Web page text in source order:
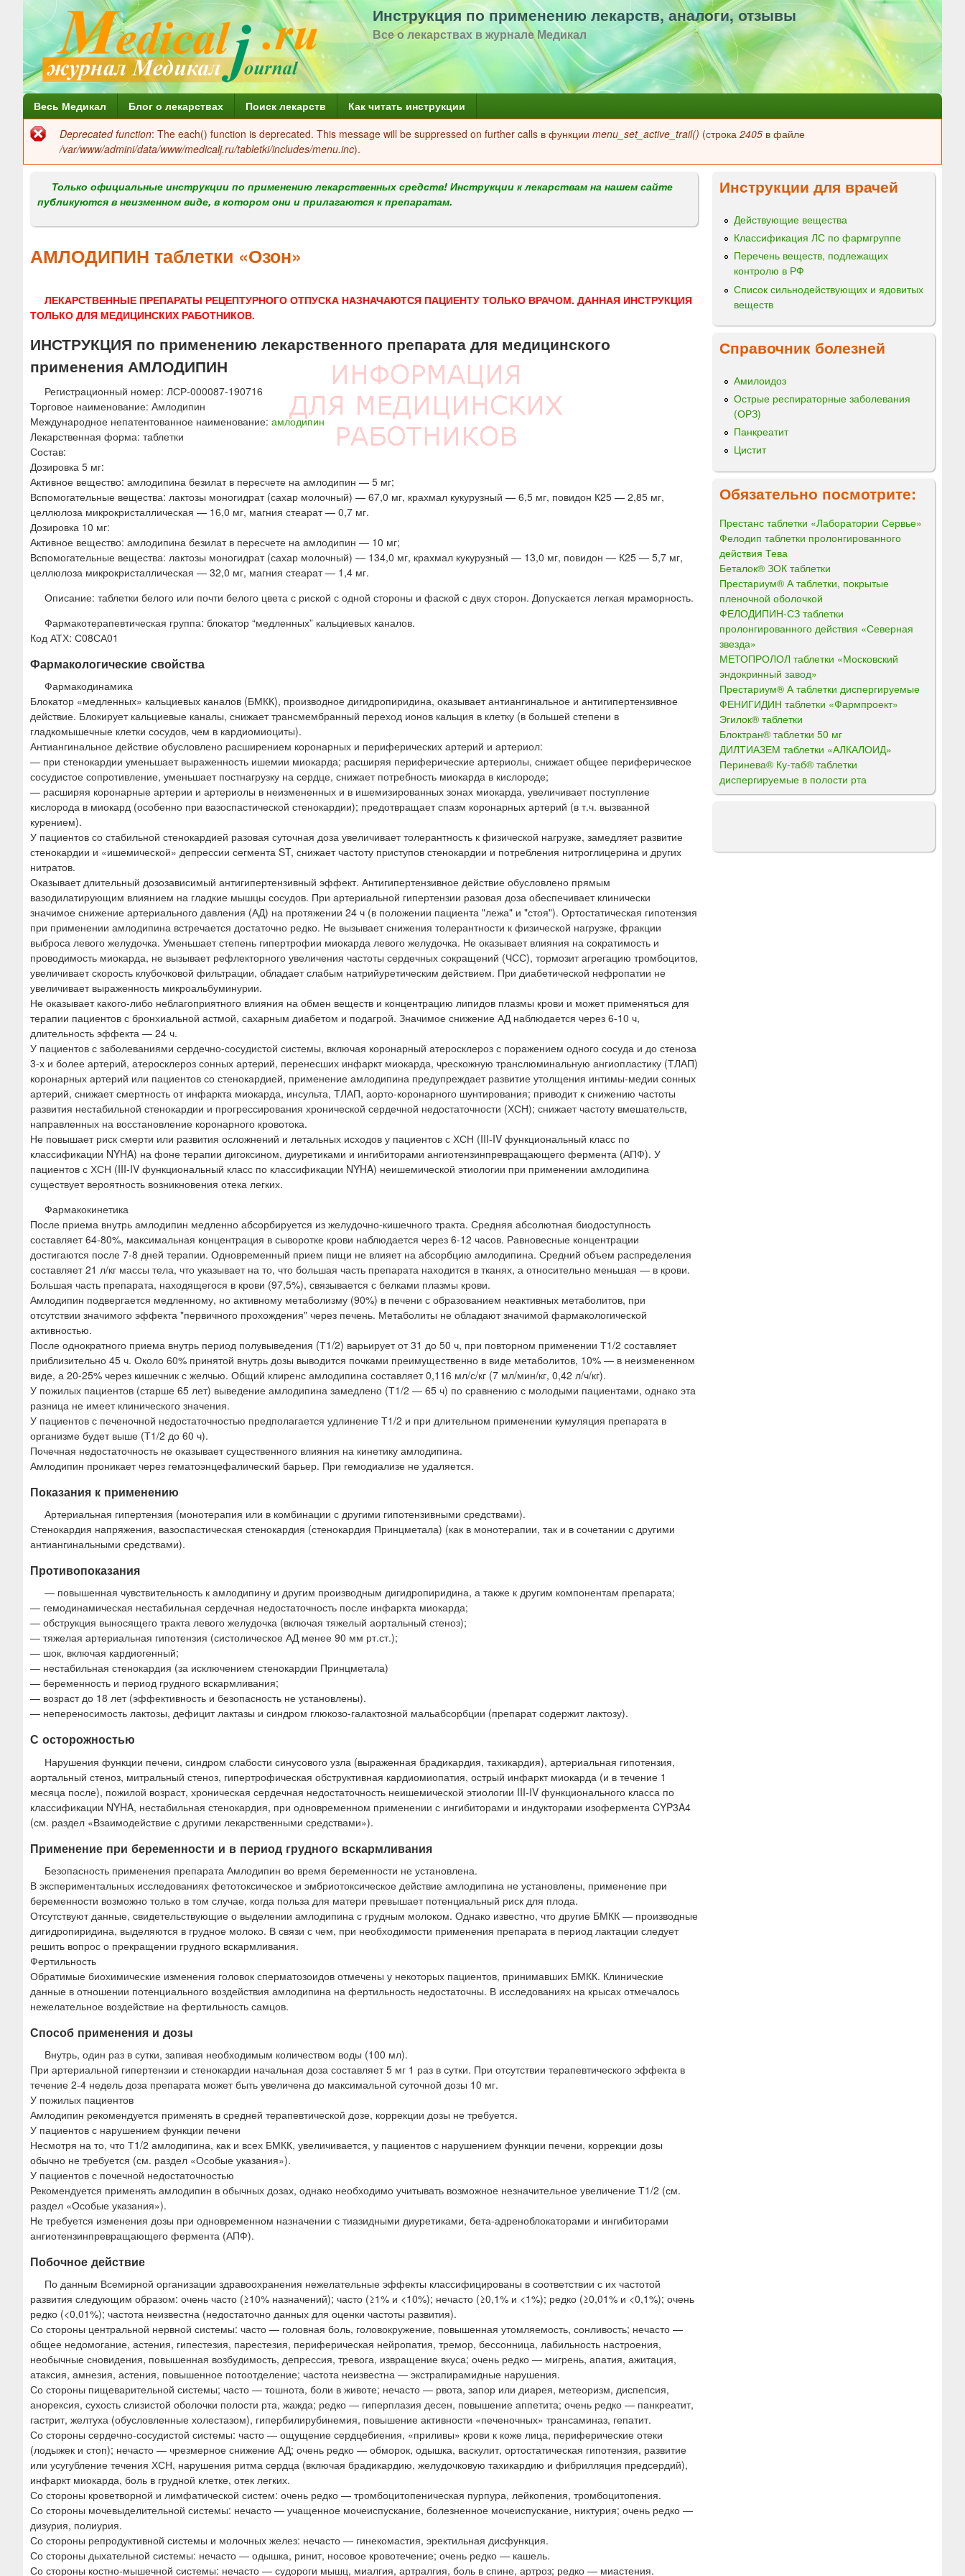
Перейти
к
содержанию
Инструкция по применению лекарств, аналоги, отзывы
Все о лекарствах в журнале Медикал
Г
л
н
м
н
Весь Медикал Блог о лекарствах Поиск лекарств Как читать инструкции
Сообщение
об
ошибке
Deprecated function: The each() function is deprecated. This message will be suppressed on further calls в функции menu_set_active_trail() (строка 2405 в файле
/var/www/admini/data/www/medicalj.ru/tabletki/includes/menu.inc).
Только официальные инструкции по применению лекарственных средств! Инструкции к лекарствам на нашем сайте
публикуются в неизменном виде, в котором они и прилагаются к препаратам.
АМЛОДИПИН таблетки «Озон»
ЛЕКАРСТВЕННЫЕ ПРЕПАРАТЫ РЕЦЕПТУРНОГО ОТПУСКА НАЗНАЧАЮТСЯ ПАЦИЕНТУ ТОЛЬКО ВРАЧОМ. ДАННАЯ ИНСТРУКЦИЯ
ТОЛЬКО ДЛЯ МЕДИЦИНСКИХ РАБОТНИКОВ.
ИНСТРУКЦИЯ по применению лекарственного препарата для медицинского
применения АМЛОДИПИН
Регистрационный номер: ЛСР-000087-190716
Торговое наименование: Амлодипин
Международное непатентованное наименование: амлодипин
Лекарственная форма: таблетки
Состав:
Дозировка 5 мг:
Активное вещество: амлодипина безилат в пересчете на амлодипин — 5 мг;
Вспомогательные вещества: лактозы моногидрат (сахар молочный) — 67,0 мг, крахмал кукурузный — 6,5 мг, повидон К25 — 2,85 мг,
целлюлоза микрокристаллическая — 16,0 мг, магния стеарат — 0,7 мг.
Дозировка 10 мг:
Активное вещество: амлодипина безилат в пересчете на амлодипин — 10 мг;
Вспомогательные вещества: лактозы моногидрат (сахар молочный) — 134,0 мг, крахмал кукурузный — 13,0 мг, повидон — К25 — 5,7 мг,
целлюлоза микрокристаллическая — 32,0 мг, магния стеарат — 1,4 мг.
Описание: таблетки белого или почти белого цвета с риской с одной стороны и фаской с двух сторон. Допускается легкая мраморность.
Фармакотерапевтическая группа: блокатор “медленных” кальциевых каналов.
Код АТХ: С08СА01
Фармакологические свойства
Фармакодинамика
Блокатор «медленных» кальциевых каналов (БМКК), производное дигидропиридина, оказывает антиангинальное и антигипертензивное
действие. Блокирует кальциевые каналы, снижает трансмембранный переход ионов кальция в клетку (в большей степени в
гладкомышечные клетки сосудов, чем в кардиомиоциты).
Антиангинальное действие обусловлено расширением коронарных и периферических артерий и артериол:
— при стенокардии уменьшает выраженность ишемии миокарда; расширяя периферические артериолы, снижает общее периферическое
сосудистое сопротивление, уменьшает постнагрузку на сердце, снижает потребность миокарда в кислороде;
— расширяя коронарные артерии и артериолы в неизмененных и в ишемизированных зонах миокарда, увеличивает поступление
кислорода в миокард (особенно при вазоспастической стенокардии); предотвращает спазм коронарных артерий (в т.ч. вызванной
курением).
У пациентов со стабильной стенокардией разовая суточная доза увеличивает толерантность к физической нагрузке, замедляет развитие
стенокардии и «ишемической» депрессии сегмента ST, снижает частоту приступов стенокардии и потребления нитроглицерина и других
нитратов.
Оказывает длительный дозозависимый антигипертензивный эффект. Антигипертензивное действие обусловлено прямым
вазодилатирующим влиянием на гладкие мышцы сосудов. При артериальной гипертензии разовая доза обеспечивает клинически
значимое снижение артериального давления (АД) на протяжении 24 ч (в положении пациента "лежа" и "стоя"). Ортостатическая гипотензия
при применении амлодипина встречается достаточно редко. Не вызывает снижения толерантности к физической нагрузке, фракции
выброса левого желудочка. Уменьшает степень гипертрофии миокарда левого желудочка. Не оказывает влияния на сократимость и
проводимость миокарда, не вызывает рефлекторного увеличения частоты сердечных сокращений (ЧСС), тормозит агрегацию тромбоцитов,
увеличивает скорость клубочковой фильтрации, обладает слабым натрийуретическим действием. При диабетической нефропатии не
увеличивает выраженность микроальбуминурии.
Не оказывает какого-либо неблагоприятного влияния на обмен веществ и концентрацию липидов плазмы крови и может применяться для
терапии пациентов с бронхиальной астмой, сахарным диабетом и подагрой. Значимое снижение АД наблюдается через 6-10 ч,
длительность эффекта — 24 ч.
У пациентов с заболеваниями сердечно-сосудистой системы, включая коронарный атеросклероз с поражением одного сосуда и до стеноза
3-х и более артерий, атеросклероз сонных артерий, перенесших инфаркт миокарда, чрескожную транслюминальную ангиопластику (ТЛАП)
коронарных артерий или пациентов со стенокардией, применение амлодипина предупреждает развитие утолщения интимы-медии сонных
артерий, снижает смертность от инфаркта миокарда, инсульта, ТЛАП, аорто-коронарного шунтирования; приводит к снижению частоты
развития нестабильной стенокардии и прогрессирования хронической сердечной недостаточности (ХСН); снижает частоту вмешательств,
направленных на восстановление коронарного кровотока.
Не повышает риск смерти или развития осложнений и летальных исходов у пациентов с ХСН (III-IV функциональный класс по
классификации NYHA) на фоне терапии дигоксином, диуретиками и ингибиторами ангиотензинпревращающего фермента (АПФ). У
пациентов с ХСН (III-IV функциональный класс по классификации NYHA) неишемической этиологии при применении амлодипина
существует вероятность возникновения отека легких.
Фармакокинетика
После приема внутрь амлодипин медленно абсорбируется из желудочно-кишечного тракта. Средняя абсолютная биодоступность
составляет 64-80%, максимальная концентрация в сыворотке крови наблюдается через 6-12 часов. Равновесные концентрации
достигаются после 7-8 дней терапии. Одновременный прием пищи не влияет на абсорбцию амлодипина. Средний объем распределения
составляет 21 л/кг массы тела, что указывает на то, что большая часть препарата находится в тканях, а относительно меньшая — в крови.
Большая часть препарата, находящегося в крови (97,5%), связывается с белками плазмы крови.
Амлодипин подвергается медленному, но активному метаболизму (90%) в печени с образованием неактивных метаболитов, при
отсутствии значимого эффекта "первичного прохождения" через печень. Метаболиты не обладают значимой фармакологической
активностью.
После однократного приема внутрь период полувыведения (Т1/2) варьирует от 31 до 50 ч, при повторном применении Т1/2 составляет
приблизительно 45 ч. Около 60% принятой внутрь дозы выводится почками преимущественно в виде метаболитов, 10% — в неизмененном
виде, а 20-25% через кишечник с желчью. Общий клиренс амлодипина составляет 0,116 мл/с/кг (7 мл/мин/кг, 0,42 л/ч/кг).
У пожилых пациентов (старше 65 лет) выведение амлодипина замедлено (Т1/2 — 65 ч) по сравнению с молодыми пациентами, однако эта
разница не имеет клинического значения.
У пациентов с печеночной недостаточностью предполагается удлинение Т1/2 и при длительном применении кумуляция препарата в
организме будет выше (Т1/2 до 60 ч).
Почечная недостаточность не оказывает существенного влияния на кинетику амлодипина.
Амлодипин проникает через гематоэнцефалический барьер. При гемодиализе не удаляется.
Показания к применению
Артериальная гипертензия (монотерапия или в комбинации с другими гипотензивными средствами).
Стенокардия напряжения, вазоспастическая стенокардия (стенокардия Принцметала) (как в монотерапии, так и в сочетании с другими
антиангинальными средствами).
Противопоказания
— повышенная чувствительность к амлодипину и другим производным дигидропиридина, а также к другим компонентам препарата;
— гемодинамическая нестабильная сердечная недостаточность после инфаркта миокарда;
— обструкция выносящего тракта левого желудочка (включая тяжелый аортальный стеноз);
— тяжелая артериальная гипотензия (систолическое АД менее 90 мм рт.ст.);
— шок, включая кардиогенный;
— нестабильная стенокардия (за исключением стенокардии Принцметала)
— беременность и период грудного вскармливания;
— возраст до 18 лет (эффективность и безопасность не установлены).
— непереносимость лактозы, дефицит лактазы и синдром глюкозо-галактозной мальабсорбции (препарат содержит лактозу).
С осторожностью
Нарушения функции печени, синдром слабости синусового узла (выраженная брадикардия, тахикардия), артериальная гипотензия,
аортальный стеноз, митральный стеноз, гипертрофическая обструктивная кардиомиопатия, острый инфаркт миокарда (и в течение 1
месяца после), пожилой возраст, хроническая сердечная недостаточность неишемической этиологии III-IV функционального класса по
классификации NYHA, нестабильная стенокардия, при одновременном применении с ингибиторами и индукторами изофермента CYP3A4
(см. раздел «Взаимодействие с другими лекарственными средствами»).
Применение при беременности и в период грудного вскармливания
Безопасность применения препарата Амлодипин во время беременности не установлена.
В экспериментальных исследованиях фетотоксическое и эмбриотоксическое действие амлодипина не установлены, применение при
беременности возможно только в том случае, когда польза для матери превышает потенциальный риск для плода.
Отсутствуют данные, свидетельствующие о выделении амлодипина с грудным молоком. Однако известно, что другие БМКК — производные
дигидропиридина, выделяются в грудное молоко. В связи с чем, при необходимости применения препарата в период лактации следует
решить вопрос о прекращении грудного вскармливания.
Фертильность
Обратимые биохимические изменения головок сперматозоидов отмечены у некоторых пациентов, принимавших БМКК. Клинические
данные в отношении потенциального воздействия амлодипина на фертильность недостаточны. В исследованиях на крысах отмечалось
нежелательное воздействие на фертильность самцов.
Способ применения и дозы
Внутрь, один раз в сутки, запивая необходимым количеством воды (100 мл).
При артериальной гипертензии и стенокардии начальная доза составляет 5 мг 1 раз в сутки. При отсутствии терапевтического эффекта в
течение 2-4 недель доза препарата может быть увеличена до максимальной суточной дозы 10 мг.
У пожилых пациентов
Амлодипин рекомендуется применять в средней терапевтической дозе, коррекции дозы не требуется.
У пациентов с нарушением функции печени
Несмотря на то, что Т1/2 амлодипина, как и всех БМКК, увеличивается, у пациентов с нарушением функции печени, коррекции дозы
обычно не требуется (см. раздел «Особые указания»).
У пациентов с почечной недостаточностью
Рекомендуется применять амлодипин в обычных дозах, однако необходимо учитывать возможное незначительное увеличение Т1/2 (см.
раздел «Особые указания»).
Не требуется изменения дозы при одновременном назначении с тиазидными диуретиками, бета-адреноблокаторами и ингибиторами
ангиотензинпревращающего фермента (АПФ).
Побочное действие
По данным Всемирной организации здравоохранения нежелательные эффекты классифицированы в соответствии с их частотой
развития следующим образом: очень часто (≥10% назначений); часто (≥1% и <10%); нечасто (≥0,1% и <1%); редко (≥0,01% и <0,1%); очень
редко (<0,01%); частота неизвестна (недостаточно данных для оценки частоты развития).
Со стороны центральной нервной системы: часто — головная боль, головокружение, повышенная утомляемость, сонливость; нечасто —
общее недомогание, астения, гипестезия, парестезия, периферическая нейропатия, тремор, бессонница, лабильность настроения,
необычные сновидения, повышенная возбудимость, депрессия, тревога, извращение вкуса; очень редко — мигрень, апатия, ажитация,
атаксия, амнезия, астения, повышенное потоотделение; частота неизвестна — экстрапирамидные нарушения.
Со стороны пищеварительной системы; часто — тошнота, боли в животе; нечасто — рвота, запор или диарея, метеоризм, диспепсия,
анорексия, сухость слизистой оболочки полости рта, жажда; редко — гиперплазия десен, повышение аппетита; очень редко — панкреатит,
гастрит, желтуха (обусловленные холестазом), гипербилирубинемия, повышение активности «печеночных» трансаминаз, гепатит.
Со стороны сердечно-сосудистой системы: часто — ощущение сердцебиения, «приливы» крови к коже лица, периферические отеки
(лодыжек и стоп); нечасто — чрезмерное снижение АД; очень редко — обморок, одышка, васкулит, ортостатическая гипотензия, развитие
или усугубление течения ХСН, нарушения ритма сердца (включая брадикардию, желудочковую тахикардию и фибрилляция предсердий),
инфаркт миокарда, боль в грудной клетке, отек легких.
Со стороны кроветворной и лимфатической систем: очень редко — тромбоцитопеническая пурпура, лейкопения, тромбоцитопения.
Со стороны мочевыделительной системы: нечасто — учащенное мочеиспускание, болезненное мочеиспускание, никтурия; очень редко —
дизурия, полиурия.
Со стороны репродуктивной системы и молочных желез: нечасто — гинекомастия, эректильная дисфункция.
Со стороны дыхательной системы: нечасто — одышка, ринит, носовое кровотечение; очень редко — кашель.
Со стороны костно-мышечной системы: нечасто — судороги мышц, миалгия, артралгия, боль в спине, артроз; редко — миастения.
Инструкции для врачей
Действующие вещества
Классификация ЛС по фармгруппе
Перечень веществ, подлежащих
контролю в РФ
Список сильнодействующих и ядовитых
веществ
Справочник болезней
Амилоидоз
Острые респираторные заболевания
(ОРЗ)
Панкреатит
Цистит
Обязательно посмотрите:
Престанс таблетки «Лаборатории Сервье»
Фелодип таблетки пролонгированного
действия Тева
Беталок® ЗОК таблетки
Престариум® А таблетки, покрытые
пленочной оболочкой
ФЕЛОДИПИН-СЗ таблетки
пролонгированного действия «Северная
звезда»
МЕТОПРОЛОЛ таблетки «Московский
эндокринный завод»
Престариум® А таблетки диспергируемые
ФЕНИГИДИН таблетки «Фармпроект»
Эгилок® таблетки
Блоктран® таблетки 50 мг
ДИЛТИАЗЕМ таблетки «АЛКАЛОИД»
Перинева® Ку-таб® таблетки
диспергируемые в полости рта